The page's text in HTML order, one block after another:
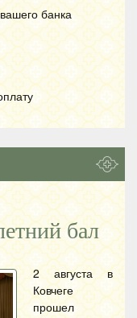
банка
бал
2 августа в
Ковчеге
прошел